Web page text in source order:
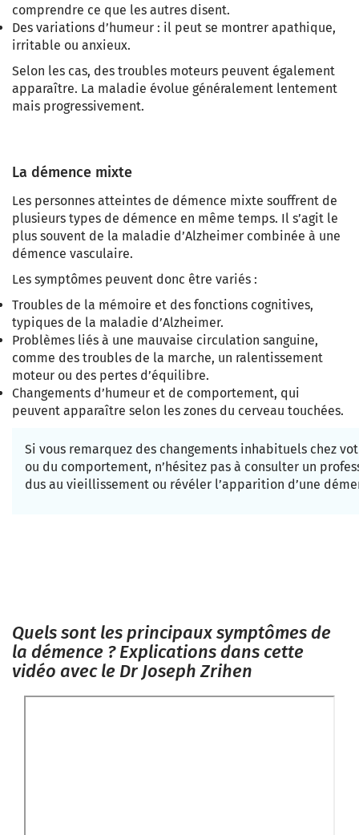
comprendre ce que les autres disent.
Des variations d’humeur : il peut se montrer apathique,
irritable ou anxieux.
Selon les cas, des troubles moteurs peuvent également
apparaître. La maladie évolue généralement lentement
mais progressivement.
La démence mixte
Les personnes atteintes de démence mixte souffrent de
plusieurs types de démence en même temps. Il s’agit le
plus souvent de la maladie d’Alzheimer combinée à une
démence vasculaire.
Les symptômes peuvent donc être variés :
Troubles de la mémoire et des fonctions cognitives,
typiques de la maladie d’Alzheimer.
Problèmes liés à une mauvaise circulation sanguine,
comme des troubles de la marche, un ralentissement
moteur ou des pertes d’équilibre.
Changements d’humeur et de comportement, qui
peuvent apparaître selon les zones du cerveau touchées.
Si vous remarquez des changements inhabituels chez
ou du comportement, n’hésitez pas à consulter un
dus au vieillissement ou révéler l’apparition d’une
Quels sont les principaux symptômes de
la démence ? Explications dans cette
vidéo avec le Dr Joseph Zrihen